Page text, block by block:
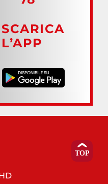
SCARICA
L’APP